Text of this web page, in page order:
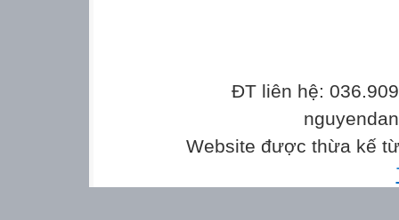
ĐT liên hệ:
Website được thừa kế